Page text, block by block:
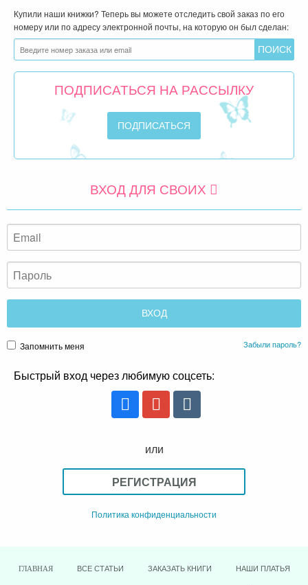
Купили наши книжки? Теперь вы можете отследить свой заказ по его
номеру или по адресу электронной почты, на которую он был сделан:
ПОДПИСАТЬСЯ НА РАССЫЛКУ
ВХОД ДЛЯ СВОИХ
Запомнить меня Забыли пароль?
Быстрый вход через любимую соцсеть:
или
РЕГИСТРАЦИЯ
Политика конфиденциальности
ГЛАВНАЯ ВСЕ СТАТЬИ ЗАКАЗАТЬ КНИГИ НАШИ ПЛАТЬЯ